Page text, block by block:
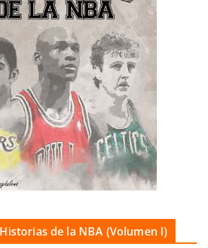
de la NBA (Volumen I)